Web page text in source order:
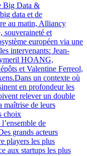
Big Data &
data et de
au matin, Alliancy
souveraineté et
européen via une
intervenants: Jean-
HOANG,
et Valentine Ferreol,
un contexte où
en profondeur les
relever un double
maîtrise de leurs
choix
de
grands acteurs
players les plus
aux startups les plus